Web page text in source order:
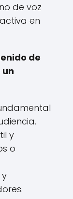
de voz
en
de
y
o